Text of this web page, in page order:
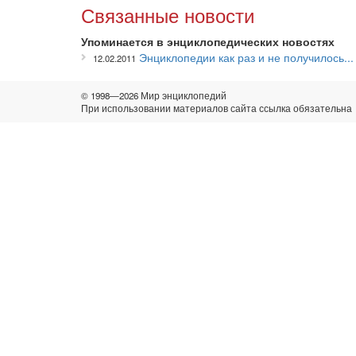
Связанные новости
Упоминается в энциклопедических новостях
12.02.2011 Энциклопедии как раз и не получилось...
© 1998—2026 Мир энциклопедий
При использовании материалов сайта ссылка обязательна